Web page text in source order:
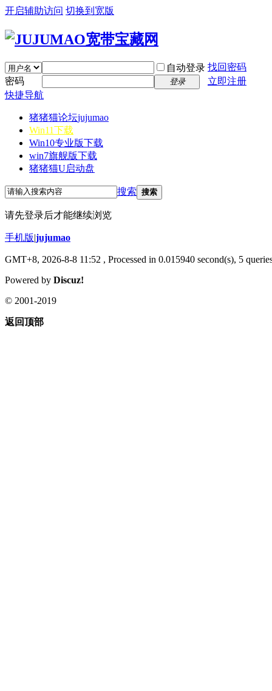
开启辅助访问 切换到宽版
自动登录 找回密码
密码
登录
立即注册
快捷导航
猪猪猫论坛jujumao
Win11下载
Win10专业版下载
win7旗舰版下载
猪猪猫U启动盘
搜索 搜索
请先登录后才能继续浏览
手机版|jujumao
GMT+8, 2026-8-8 11:52 , Processed in 0.015940 second(s), 5
Powered by Discuz!
© 2001-2019
返回顶部